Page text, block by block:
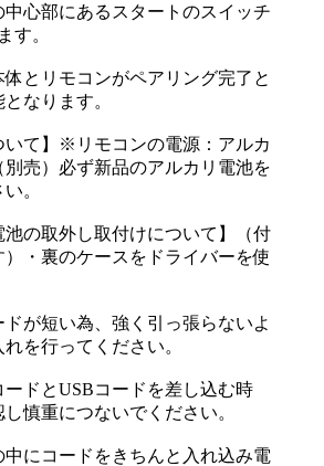
中心部にあるスタートのスイッチ
す。
体とリモコンがペアリング完了と
なります。
いて】※リモコンの電源：アルカ
別売）必ず新品のアルカリ電池を
。
池の取外し取付けについて】（付
）・裏のケースをドライバーを使
が短い為、強く引っ張らないよ
を行ってください。
ードとUSBコードを差し込む時
慎重につないでください。
中にコードをきちんと入れ込み電